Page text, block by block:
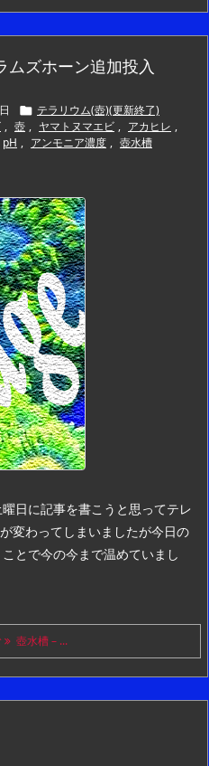
ムズホーン追加投入
 テラリウム(壺)(更新終了)
, 壺 , ヤマトヌマエビ , アカヒレ ,
pH , アンモニア濃度 , 壺水槽
日に記事を書こうと思ってテレ
変わってしまいましたが今日の
とで今の今まで温めていまし
壺水槽 – ...